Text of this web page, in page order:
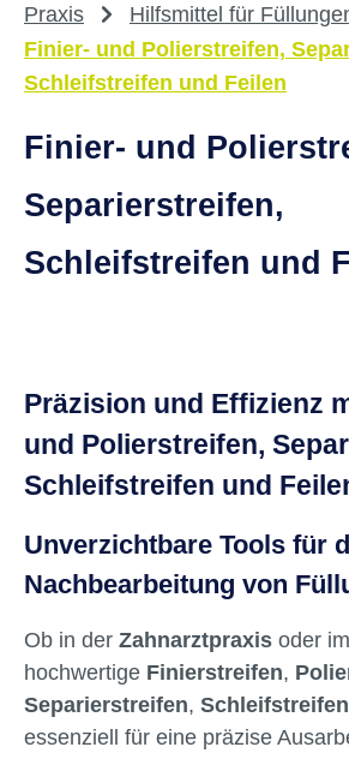
Praxis
Hilfsmittel für
Finier- und Polierstreifen,
Schleifstreifen und Feilen
Finier- und
Separierstreifen,
Schleifstreifen und
Präzision und Effizienz
und Polierstreifen,
Schleifstreifen und
Unverzichtbare Tools für
Nachbearbeitung von
Ob in der Zahnarztpraxis oder im
hochwertige Finierstreifen,
Separierstreifen, Schleifstreifen
essenziell für eine präzise